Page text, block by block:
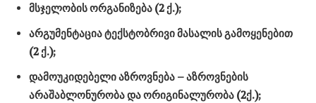
მსჯელობისორგანიზება (2ქ.);
არგუმენტაციატექსტობრივიმასალისგამოყენებით
(2ქ.);
დამოუკიდებელიაზროვნება –აზროვნების
არაშაბლონურობადაორიგინალურობა (2ქ.);